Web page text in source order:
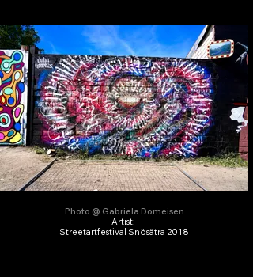
Photo @ Gabriela Domeisen
Artist:
Streetartfestival Snösätra 2018